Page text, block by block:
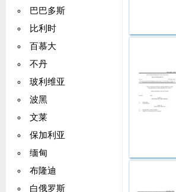
巴巴多斯
比利时
百慕大
不丹
玻利维亚
波黑
文莱
保加利亚
缅甸
布隆迪
白俄罗斯